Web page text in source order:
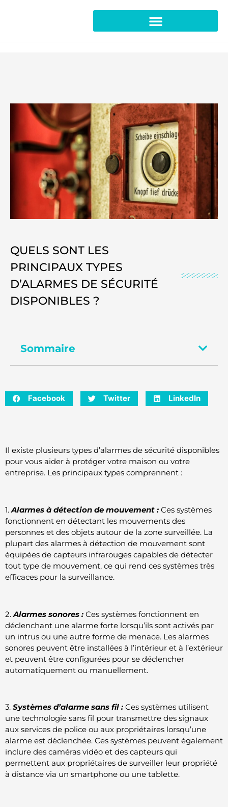
QUELS SONT LES
PRINCIPAUX TYPES
D’ALARMES DE SÉCURITÉ
DISPONIBLES ?
Sommaire
Facebook Twitter LinkedIn
Il existe plusieurs types d’alarmes de sécurité disponibles
pour vous aider à protéger votre maison ou votre
entreprise. Les principaux types comprennent :
1.Alarmes à détection de mouvement : Ces systèmes
fonctionnent en détectant les mouvements des
personnes et des objets autour de la zone surveillée. La
plupart des alarmes à détection de mouvement sont
équipées de capteurs infrarouges capables de détecter
tout type de mouvement, ce qui rend ces systèmes très
efficaces pour la surveillance.
2. Alarmes sonores : Ces systèmes fonctionnent en
déclenchant une alarme forte lorsqu’ils sont activés par
un intrus ou une autre forme de menace. Les alarmes
sonores peuvent être installées à l’intérieur et à l’extérieur
et peuvent être configurées pour se déclencher
automatiquement ou manuellement.
3. Systèmes d’alarme sans fil : Ces systèmes utilisent
une technologie sans fil pour transmettre des signaux
aux services de police ou aux propriétaires lorsqu’une
alarme est déclenchée. Ces systèmes peuvent également
inclure des caméras vidéo et des capteurs qui
permettent aux propriétaires de surveiller leur propriété
à distance via un smartphone ou une tablette.